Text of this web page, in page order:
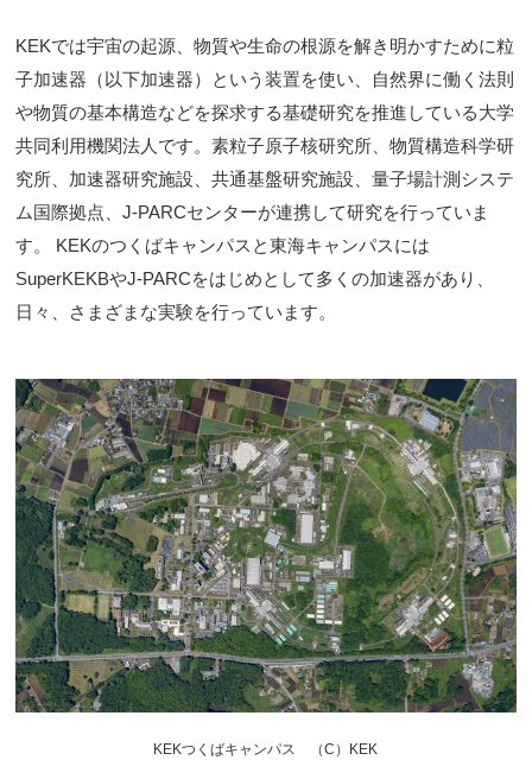
KEKでは宇宙の起源、物質や生命の根源を解き明かすために粒
子加速器（以下加速器）という装置を使い、自然界に働く法則
や物質の基本構造などを探求する基礎研究を推進している大学
共同利用機関法人です。素粒子原子核研究所、物質構造科学研
究所、加速器研究施設、共通基盤研究施設、量子場計測システ
ム国際拠点、J-PARCセンターが連携して研究を行っていま
す。 KEKのつくばキャンパスと東海キャンパスには
SuperKEKBやJ-PARCをはじめとして多くの加速器があり、
日々、さまざまな実験を行っています。
KEKつくばキャンパス （C）KEK